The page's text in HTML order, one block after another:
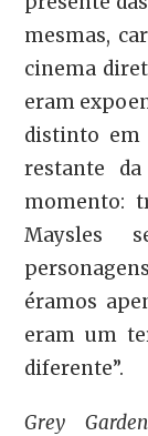
mesmas,
cinema
eram
distinto em
restante
momento:
Maysles
éramos
eram um
diferente”.
Grey